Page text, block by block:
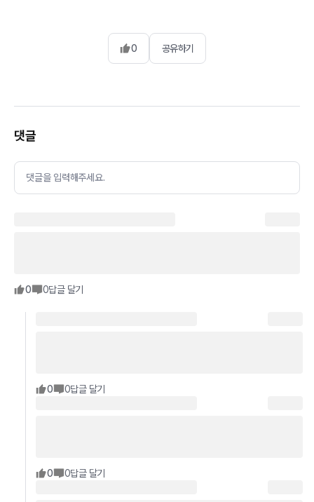
0 공유하기
댓글
댓글을 입력해주세요.
0 0답글 달기
0 0답글 달기
0 0답글 달기